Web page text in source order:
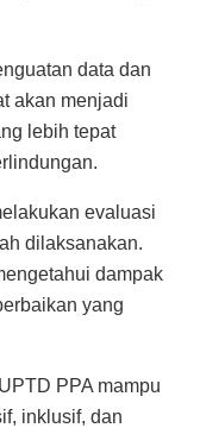
data dan
akan menjadi
lebih tepat
evaluasi
dilaksanakan.
dampak
yang
PPA mampu
inklusif, dan